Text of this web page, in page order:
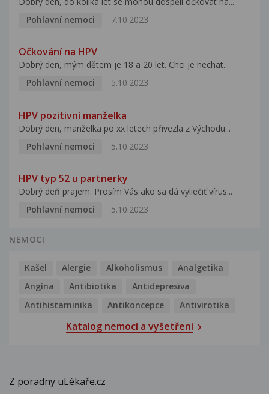
Pohlavní nemoci
7.10.2023
Očkování na HPV
Dobrý den, mým dětem je 18 a 20 let. Chci je nechat...
Pohlavní nemoci
5.10.2023
HPV pozitivní manželka
Dobrý den, manželka po xx letech přivezla z Východu...
Pohlavní nemoci
5.10.2023
HPV typ 52 u partnerky
Dobrý deň prajem. Prosím Vás ako sa dá vyliečiť vírus...
Pohlavní nemoci
5.10.2023
NEMOCI
Kašel Alergie Alkoholismus
Analgetika
Angína
Antibiotika
Antidepresiva
Antihistaminika
Antikoncepce Antivirotika
Katalog nemocí a vyšetření
Z poradny uLékaře.cz